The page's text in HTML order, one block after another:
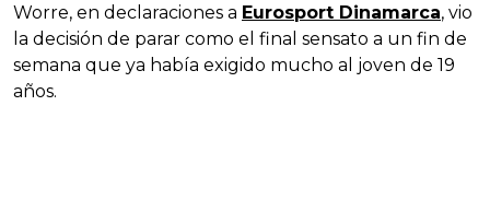
Worre, en declaraciones a Eurosport Dinamarca, vio
la decisión de parar como el final sensato a un fin de
semana que ya había exigido mucho al joven de 19
años.